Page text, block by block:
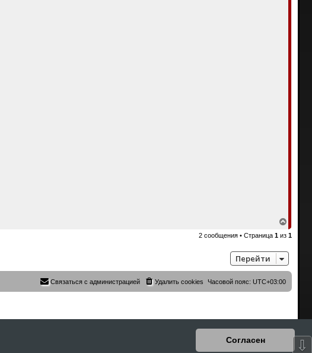
Согласен
е
р
у
т
ь
я
ч
а
2 сообщения • Страница1 из1
Перейти
Часовой пояс:UTC+03:00
Удалить cookies
Связаться с администрацией
⇩